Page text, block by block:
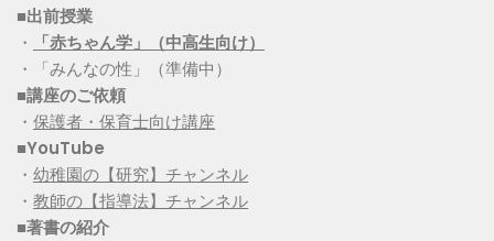
■出前授業
・
「赤ちゃん学」（中高生向け）
・「みんなの性」（準備中）
■講座のご依頼
・ 保護者・保育士向け講座
■YouTube
・ 幼稚園の【研究】チャンネル
・ 教師の【指導法】チャンネル
■著書の紹介